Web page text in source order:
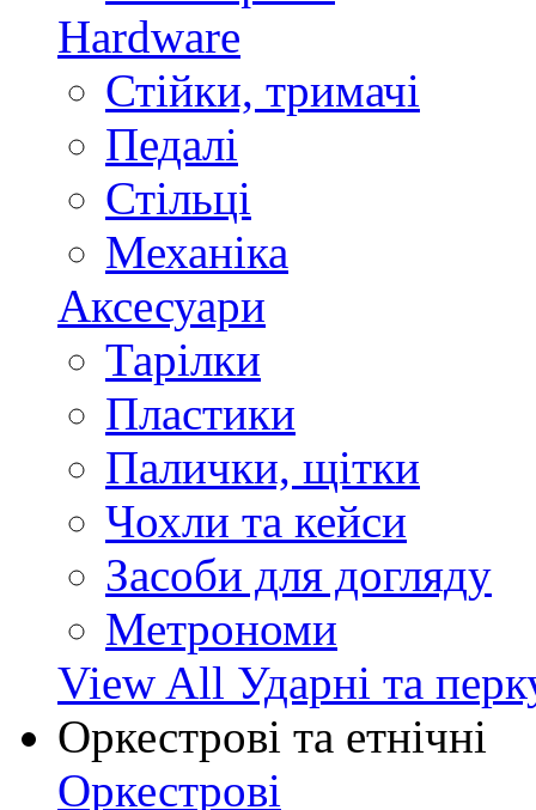
Hardware
Стійки, тримачі
Педалі
Стільці
Механіка
Аксесуари
Тарілки
Пластики
Палички, щітки
Чохли та кейси
Засоби для догляду
Метрономи
View All Ударні та
Оркестрові та етнічні
Оркестрові